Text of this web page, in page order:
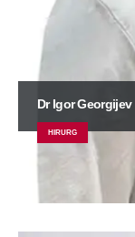
Dr Igor Georgijev
HIRURG